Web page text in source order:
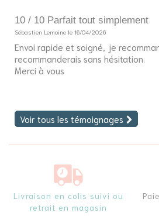
10 / 10 Parfait tout simplement
Sébastien Lemoine le 16/04/2026
Envoi rapide et soigné, je
recommanderais sans hésitation.
Merci à vous
Voir tous les témoignages
Livraison en colis suivi ou
retrait en magasin